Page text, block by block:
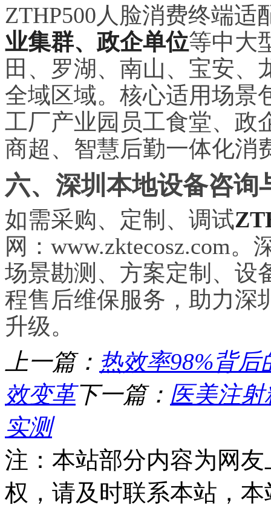
ZTHP500人脸消费终端适
业集群、政企单位等中大
田、罗湖、南山、宝安、
全域区域。核心适用场景
工厂产业园员工食堂、政
商超、智慧后勤一体化消
六、深圳本地设备咨询
如需采购、定制、调试
网：www.zktecosz.com
场景勘测、方案定制、设
程售后维保服务，助力深
升级。
上一篇： 热效率98%背
效变革下一篇： 医美注
实测
注：本站部分内容为网
权，请及时联系本站，